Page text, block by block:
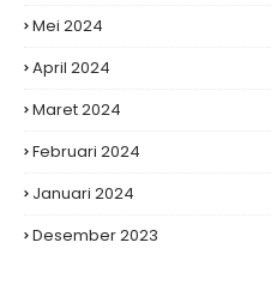
Mei 2024
April 2024
Maret 2024
Februari 2024
Januari 2024
Desember 2023